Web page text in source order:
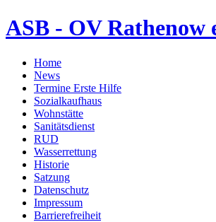
ASB - OV Rathenow
Home
News
Termine Erste Hilfe
Sozialkaufhaus
Wohnstätte
Sanitätsdienst
RUD
Wasserrettung
Historie
Satzung
Datenschutz
Impressum
Barrierefreiheit